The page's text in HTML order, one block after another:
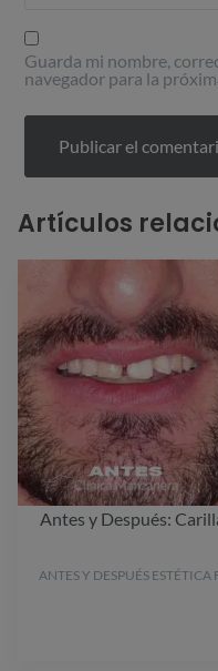
Guarda mi nombre,
navegador para la
Artículos
Antes y Después:
ANTES Y DESPUÉS